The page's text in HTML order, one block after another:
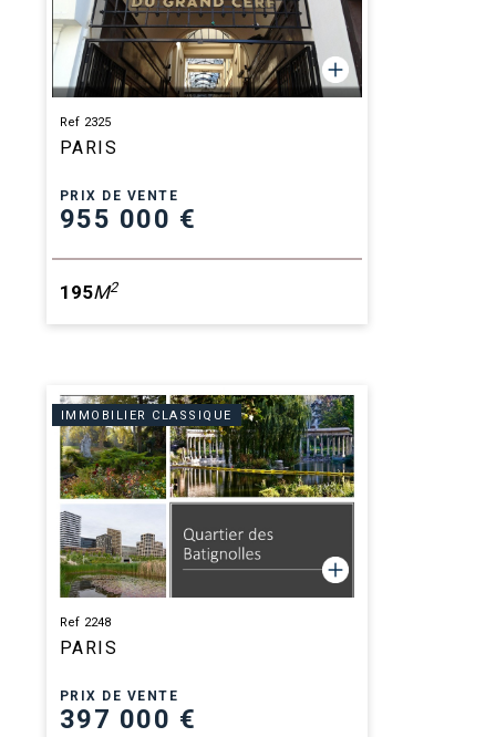
Ref 2325
PARIS
PRIX DE VENTE
955 000 €
195M2
IMMOBILIER CLASSIQUE
Ref 2248
PARIS
PRIX DE VENTE
397 000 €